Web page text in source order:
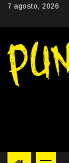
Skip7 agosto, 2026